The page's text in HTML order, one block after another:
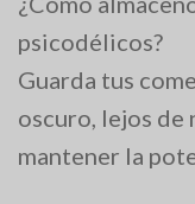
psicodélicos?
Guarda tus
oscuro, lejos de
mantener la